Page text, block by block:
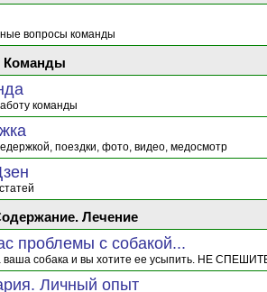
вопросы команды
Команды
команды
поездки, фото, видео, медосмотр
Лечение
проблемы с собакой...
ваша собака и вы хотите ее усыпить. НЕ
Личный опыт